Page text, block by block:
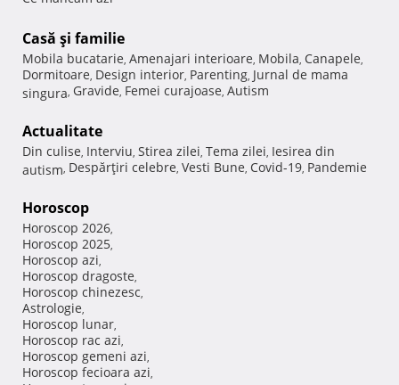
Casă şi familie
Mobila bucatarie, Amenajari interioare, Mobila, Canapele,
Dormitoare, Design interior, Parenting, Jurnal de mama
singura, Gravide, Femei curajoase, Autism
Actualitate
Din culise, Interviu, Stirea zilei, Tema zilei, Iesirea din
autism, Despărţiri celebre, Vesti Bune, Covid-19, Pandemie
Horoscop
Horoscop 2026,
Horoscop 2025,
Horoscop azi,
Horoscop dragoste,
Horoscop chinezesc,
Astrologie,
Horoscop lunar,
Horoscop rac azi,
Horoscop gemeni azi,
Horoscop fecioara azi,